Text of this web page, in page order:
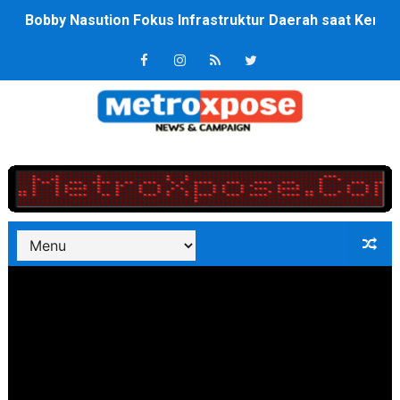
Bobby Nasution Fokus Infrastruktur Daerah saat
Dukcapil SBB Layani Perubahan Akta Lama Menjadi
Kompol Pieter Fredy Matahelumual Resmi Jadi
Air Sungai Bekasi Menghitam Berbusa dan Bau
Polres Metro Bekasi Buru Pemasok Sabu, Diduga
Kepala SD Negeri Tanah Goyang Salurkan Dana PIP